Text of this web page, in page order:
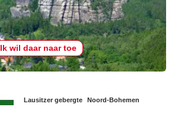
Ik wil daar naar toe
Lausitzer gebergte Noord-Bohemen